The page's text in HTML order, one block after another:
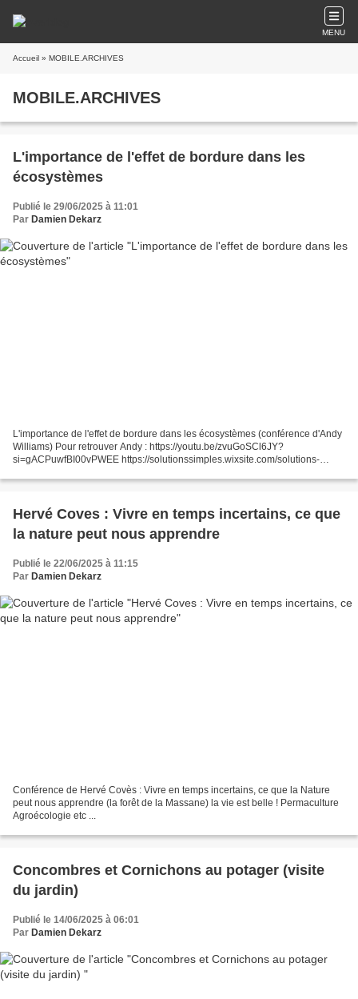
MENU
Accueil » MOBILE.ARCHIVES
MOBILE.ARCHIVES
L'importance de l'effet de bordure dans les
écosystèmes
Publié le 29/06/2025 à 11:01
Par Damien Dekarz
L'importance de l'effet de bordure dans les écosystèmes (conférence d'Andy
Williams) Pour retrouver Andy : https://youtu.be/zvuGoSCl6JY?
si=gACPuwfBI00vPWEE https://solutionssimples.wixsite.com/solutions-
Hervé Coves : Vivre en temps incertains, ce que
la nature peut nous apprendre
Publié le 22/06/2025 à 11:15
Par Damien Dekarz
Conférence de Hervé Covès : Vivre en temps incertains, ce que la Nature
peut nous apprendre (la forêt de la Massane) la vie est belle ! Permaculture
Agroécologie etc ...
Concombres et Cornichons au potager (visite
du jardin)
Publié le 14/06/2025 à 06:01
Par Damien Dekarz